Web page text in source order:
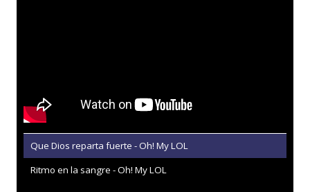
Que Dios reparta fuerte - Oh! My LOL
Ritmo en la sangre - Oh! My LOL